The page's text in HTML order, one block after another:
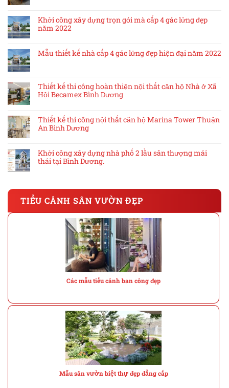
Khởi công xây dựng trọn gói mà cấp 4 gác lửng đẹp
năm 2022
Mẫu thiết kế nhà cấp 4 gác lửng đẹp hiện đại năm 2022
Thiết kế thi công hoàn thiện nội thất căn hộ Nhà ở Xã
Hội Becamex Bình Dương
Thiết kế thi công nội thất căn hộ Marina Tower Thuận
An Bình Dương
Khởi công xây dựng nhà phố 2 lầu sân thượng mái
thái tại Bình Dương.
TIỂU CẢNH SÂN VƯỜN ĐẸP
Các mẫu tiểu cảnh ban công đẹp
Mẫu sân vườn biệt thự đẹp đẳng cấp